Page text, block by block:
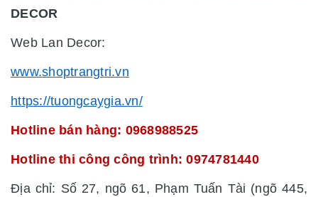
DECOR
Web Lan Decor:
www.shoptrangtri.vn
https://tuongcaygia.vn/
Hotline bán hàng: 0968988525
Hotline thi công công trình: 0974781440
Địa chỉ: Số 27, ngõ 61, Phạm Tuấn Tài (ngõ 445,